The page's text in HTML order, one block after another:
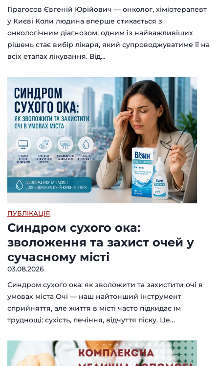
Гірагосов Євгеній Юрійович — онколог, хіміотерапевт
у Києві Коли людина вперше стикається з
онкологічним діагнозом, одним із найважливіших
рішень стає вибір лікаря, який супроводжуватиме її на
всіх етапах лікування. Від…
ПУБЛІКАЦІЯ
Синдром сухого ока:
зволоження та захист очей у
сучасному місті
03.08.2026
Синдром сухого ока: як зволожити та захистити очі в
умовах міста Очі — наш найтонший інструмент
сприйняття, але життя в місті часто підкидає їм
труднощі: сухість, печіння, відчуття піску. Це…